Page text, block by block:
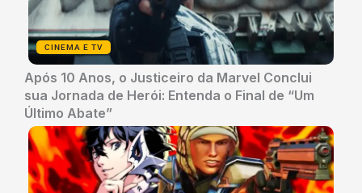
CINEMA E TV
Após 10 Anos, o Justiceiro da Marvel Conclui
sua Jornada de Herói: Entenda o Final de “Um
Último Abate”